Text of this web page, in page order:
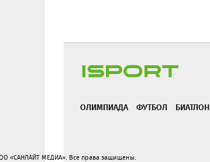
ОЛИМПИАДА ФУТБОЛ БИАТЛОН
«САНЛАЙТ МЕДИА». Все права защищены.